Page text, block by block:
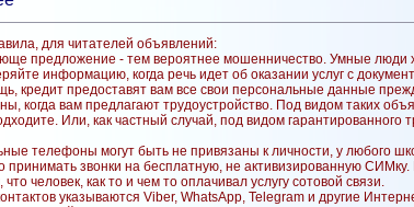
для читателей объявлений:
предложение - тем вероятнее мошенничество. Умные люди
информацию, когда речь идет об оказании услуг с
кредит предоставят вам все свои персональные данные
когда вам предлагают трудоустройство. Под видом таких
Или, как частный случай, под видом
телефоны могут быть не привязаны к личности, у любого
принимать звонки на бесплатную, не активизированную
человек, как то и чем то оплачивал услугу сотовой связи.
указываются Viber, WhatsApp, Telegram и другие